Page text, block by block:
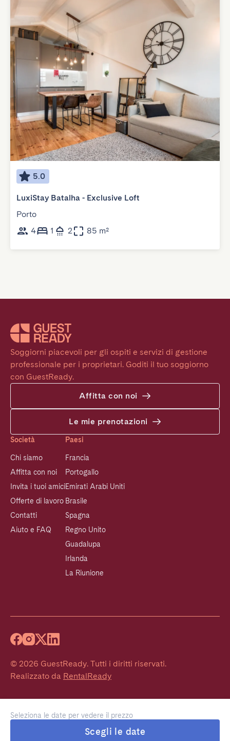
Seleziona le date per vedere il prezzo
Scegli le date
5.0
LuxiStay Batalha - Exclusive Loft
Porto
4
1 2 85 m²
Soggiorni piacevoli per gli ospiti e servizi di gestione
professionale per i proprietari. Goditi il tuo soggiorno
con GuestReady.
Affitta con noi
Le mie prenotazioni
Società
Chi siamo
Affitta con noi
Invita i tuoi amici
Offerte di lavoro
Contatti
Aiuto e FAQ
Paesi
Francia
Portogallo
Emirati Arabi Uniti
Brasile
Spagna
Regno Unito
Guadalupa
Irlanda
La Riunione
© 2026 GuestReady. Tutti i diritti riservati.
Realizzato da RentalReady